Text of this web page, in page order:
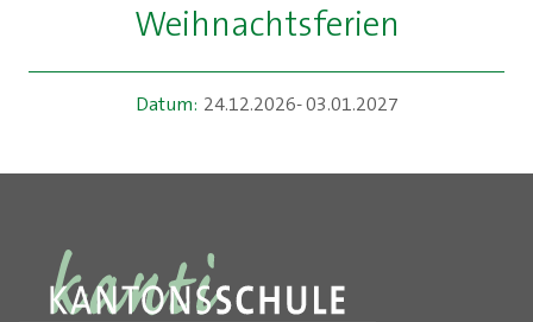
Weihnachtsferien
Datum: 24.12.2026- 03.01.2027